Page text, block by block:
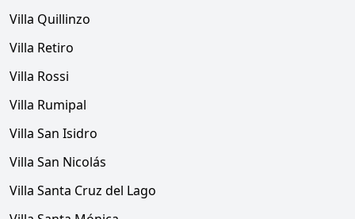
Villa Quillinzo
Villa Retiro
Villa Rossi
Villa Rumipal
Villa San Isidro
Villa San Nicolás
Villa Santa Cruz del Lago